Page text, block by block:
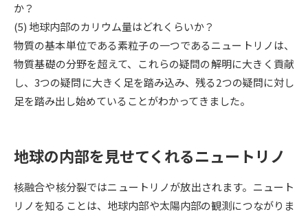
大学で学べる内容や特徴を調べる
新増設大学・学部・学科特集
国際・グローバルに強い大学特
集
デジタルパンフレット 進路の３択
新学年スタート号特集ページ
（高3生用）
新学年スタート号特集ページ
（高2生用）
か？
(5) 地球内部のカリウム量はどれくらいか？
物質の基本単位である素粒子の一つであるニュートリノは、
物質基礎の分野を超えて、これらの疑問の解明に大きく貢献
し、3つの疑問に大きく足を踏み込み、残る2つの疑問に対し
足を踏み出し始めていることがわかってきました。
地球の内部を見せてくれるニュートリノ
核融合や核分裂ではニュートリノが放出されます。ニュート
リノを知ることは、地球内部や太陽内部の観測につながりま